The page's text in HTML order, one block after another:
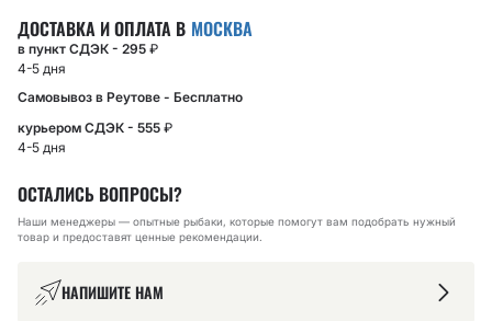
ДОСТАВКА И ОПЛАТА В МОСКВА
в пункт СДЭК - 295 ₽
4-5 дня
Самовывоз в Реутове - Бесплатно
курьером СДЭК - 555 ₽
4-5 дня
ОСТАЛИСЬ ВОПРОСЫ?
Наши менеджеры — опытные рыбаки, которые помогут вам подобрать нужный
товар и предоставят ценные рекомендации.
НАПИШИТЕ НАМ